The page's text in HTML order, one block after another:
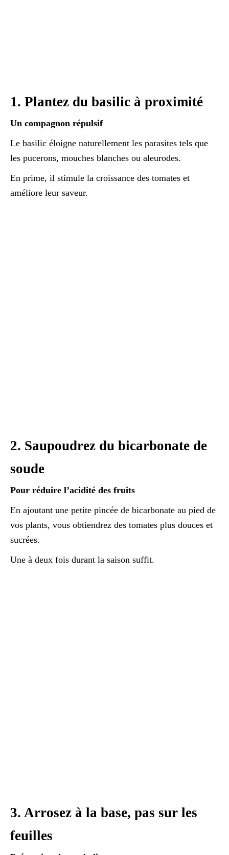
1. Plantez du basilic à proximité
Un compagnon répulsif
Le basilic éloigne naturellement les parasites tels que
les pucerons, mouches blanches ou aleurodes.
En prime, il stimule la croissance des tomates et
améliore leur saveur.
2. Saupoudrez du bicarbonate de
soude
Pour réduire l’acidité des fruits
En ajoutant une petite pincée de bicarbonate au pied de
vos plants, vous obtiendrez des tomates plus douces et
sucrées.
Une à deux fois durant la saison suffit.
3. Arrosez à la base, pas sur les
feuilles